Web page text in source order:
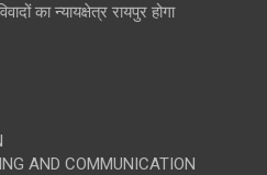
का न्यायक्षेत्र रायपुर होगा
AND COMMUNICATION